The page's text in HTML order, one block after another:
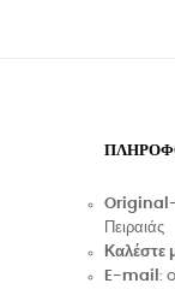
Πειραιάς
Καλέστε
E-mail :